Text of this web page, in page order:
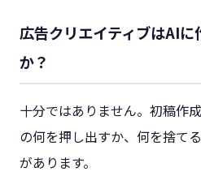
広告クリエイティブはAI
か？
十分ではありません。初稿作
の何を押し出すか、何を捨て
があります。